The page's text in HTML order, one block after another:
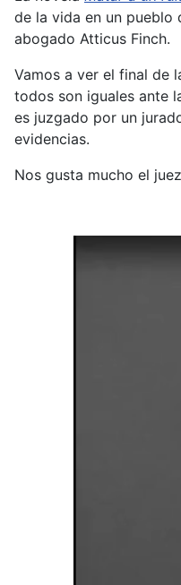
de la vida en un pueblo
abogado Atticus Finch.
Vamos a ver el final de
todos son iguales ante
es juzgado por un
evidencias.
Nos gusta mucho el